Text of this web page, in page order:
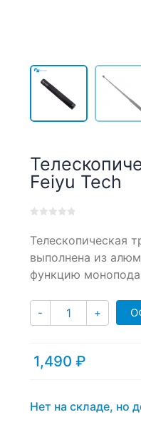
Feiyu Tech
out
on
Телескопическая
выполнена из
функцию монопода
- Количество
+
1,490 ₽
Нет на складе, но